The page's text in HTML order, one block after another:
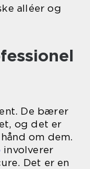
alléer og
De bærer
og det er
om dem.
involverer
Det er en